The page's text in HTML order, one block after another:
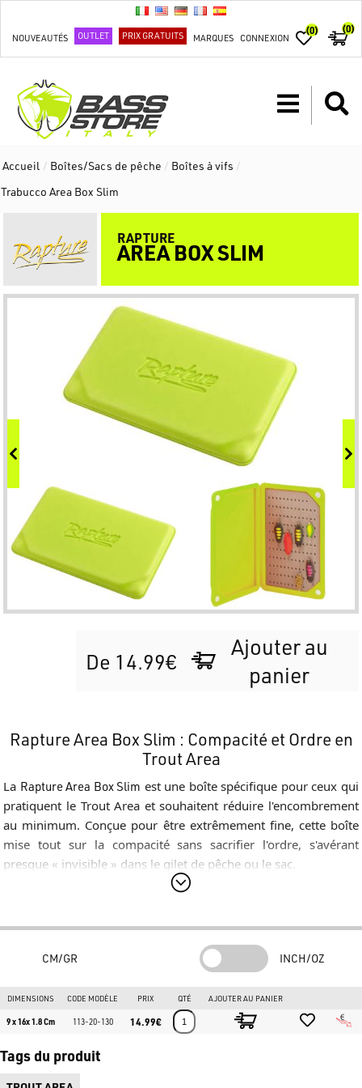
NOUVEAUTÉS OUTLET PRIX GRATUITS MARQUES CONNEXION
(0) (0)
Accueil / Boîtes/Sacs de pêche / Boîtes à vifs /
Trabucco Area Box Slim
RAPTURE
AREA BOX SLIM
De 14.99€
Ajouter au
panier
Rapture Area Box Slim : Compacité et Ordre en
Trout Area
La Rapture Area Box Slim est une boîte spécifique pour ceux qui
pratiquent le Trout Area et souhaitent réduire l'encombrement
au minimum. Conçue pour être extrêmement fine, cette boîte
mise tout sur la compacité sans sacrifier l'ordre, s'avérant
presque « invisible » dans le gilet de pêche ou le sac.
Design Extra-Slim
dans les poches les plus étroites ou pour être empilée en
grandes quantités dans les caisses de compétition, optimisant
chaque millimètre d'espace disponible.
Organisation Interne
LaRapture Area Box Slim
CM/GR INCH/OZ
DIMENSIONS CODE MODÈLE PRIX QTÉ AJOUTER AU PANIER
9 x 16x 1.8 Cm 113-20-130 14.99€
Tags du produit